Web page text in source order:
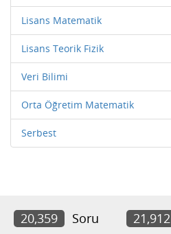
Lisans Matematik
Lisans Teorik Fizik
Veri Bilimi
Orta Öğretim Matematik
Serbest
20,359 Soru 21,912